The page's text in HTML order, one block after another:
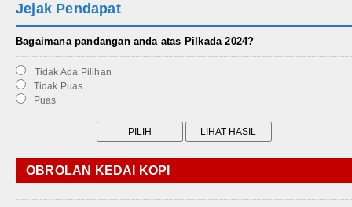
Jejak Pendapat
Bagaimana pandangan anda atas Pilkada 2024?
Tidak Ada Pilihan
Tidak Puas
Puas
OBROLAN KEDAI KOPI